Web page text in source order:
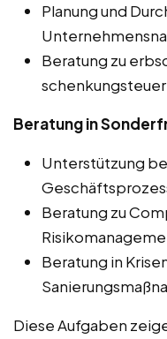
Planung und
Beratung zu
Beratung in
Unterstützung
Beratung zu
Beratung in
Diese Aufgaben